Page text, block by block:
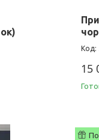
15